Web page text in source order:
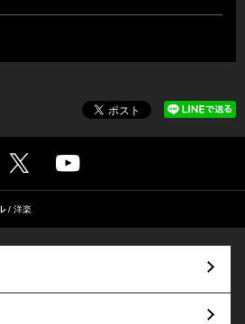
洋楽